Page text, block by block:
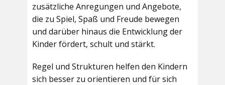
zusätzliche Anregungen und Angebote,
die zu Spiel, Spaß und Freude bewegen
und darüber hinaus die Entwicklung der
Kinder fördert, schult und stärkt.
Regel und Strukturen helfen den Kindern
sich besser zu orientieren und für sich